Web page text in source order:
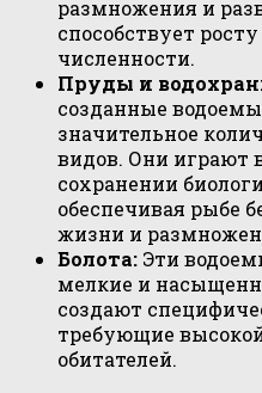
размножения и
способствует
численности.
Пруды и
созданные
значительное
видов. Они играют
сохранении
обеспечивая рыбе
жизни и
Болота: Эти
мелкие и
создают
требующие
обитателей.